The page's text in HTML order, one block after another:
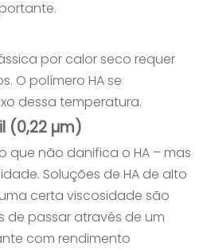
por calor seco requer
O polímero HA se
dessa temperatura.
(0,22 µm)
que não danifica o HA – mas
Soluções de HA de alto
certa viscosidade são
de passar através de um
com rendimento